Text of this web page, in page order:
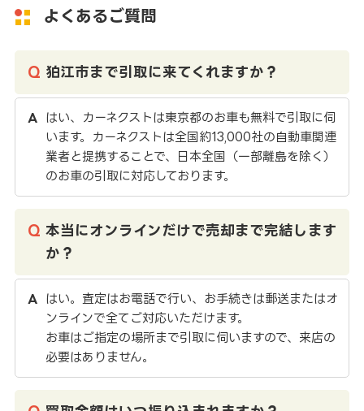
よくあるご質問
狛江市まで引取に来てくれますか？
はい、カーネクストは東京都のお車も無料で引取に伺
います。カーネクストは全国約13,000社の自動車関連
業者と提携することで、日本全国（一部離島を除く）
のお車の引取に対応しております。
本当にオンラインだけで売却まで完結します
か？
はい。査定はお電話で行い、お手続きは郵送またはオ
ンラインで全てご対応いただけます。
お車はご指定の場所まで引取に伺いますので、来店の
必要はありません。